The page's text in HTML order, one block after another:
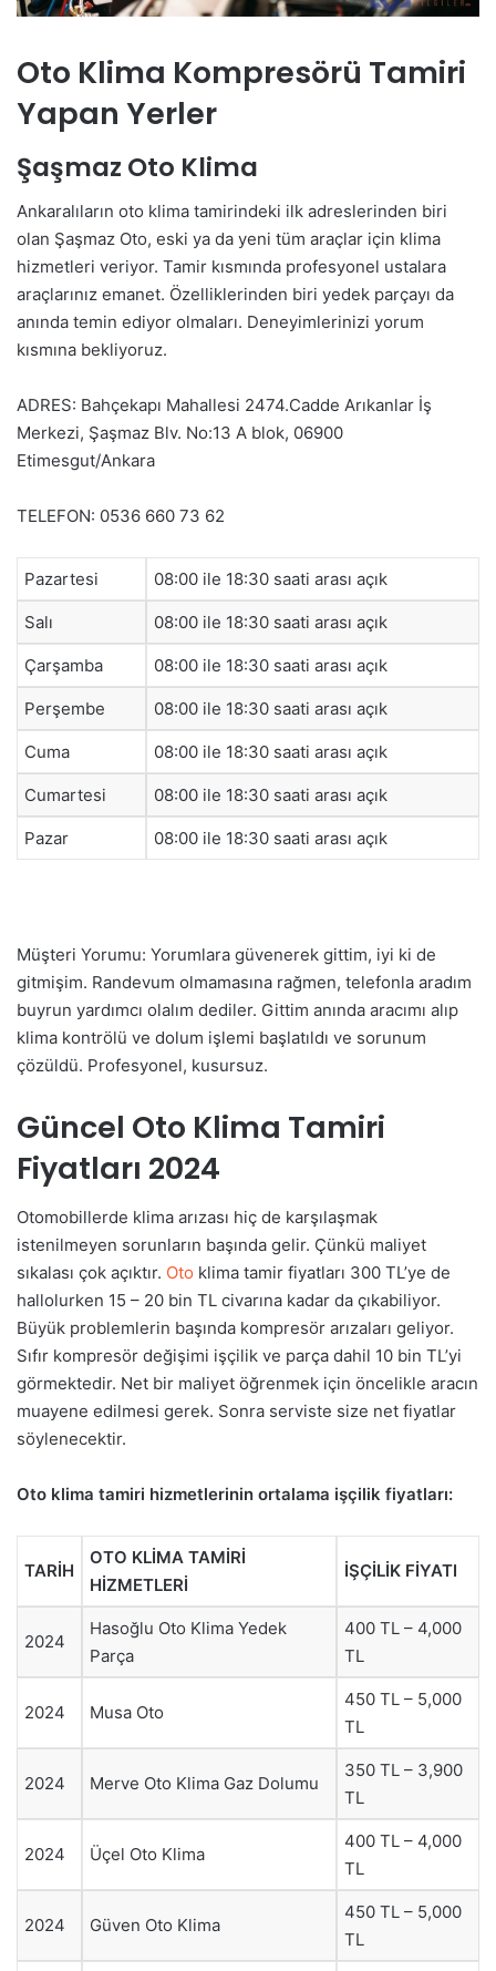
Oto Klima Kompresörü Tamiri
Yapan Yerler
Şaşmaz Oto Klima
Ankaralıların oto klima tamirindeki ilk adreslerinden biri
olan Şaşmaz Oto, eski ya da yeni tüm araçlar için klima
hizmetleri veriyor. Tamir kısmında profesyonel ustalara
araçlarınız emanet. Özelliklerinden biri yedek parçayı da
anında temin ediyor olmaları. Deneyimlerinizi yorum
kısmına bekliyoruz.
ADRES: Bahçekapı Mahallesi 2474.Cadde Arıkanlar İş
Merkezi, Şaşmaz Blv. No:13 A blok, 06900
Etimesgut/Ankara
TELEFON: 0536 660 73 62
Pazartesi 08:00 ile 18:30 saati arası açık
Salı 08:00 ile 18:30 saati arası açık
Çarşamba 08:00 ile 18:30 saati arası açık
Perşembe 08:00 ile 18:30 saati arası açık
Cuma 08:00 ile 18:30 saati arası açık
Cumartesi 08:00 ile 18:30 saati arası açık
Pazar 08:00 ile 18:30 saati arası açık
Müşteri Yorumu: Yorumlara güvenerek gittim, iyi ki de
gitmişim. Randevum olmamasına rağmen, telefonla aradım
buyrun yardımcı olalım dediler. Gittim anında aracımı alıp
klima kontrölü ve dolum işlemi başlatıldı ve sorunum
çözüldü. Profesyonel, kusursuz.
Güncel Oto Klima Tamiri
Fiyatları 2024
Otomobillerde klima arızası hiç de karşılaşmak
istenilmeyen sorunların başında gelir. Çünkü maliyet
sıkalası çok açıktır. Oto klima tamir fiyatları 300 TL’ye de
hallolurken 15 – 20 bin TL civarına kadar da çıkabiliyor.
Büyük problemlerin başında kompresör arızaları geliyor.
Sıfır kompresör değişimi işçilik ve parça dahil 10 bin TL’yi
görmektedir. Net bir maliyet öğrenmek için öncelikle aracın
muayene edilmesi gerek. Sonra serviste size net fiyatlar
söylenecektir.
Oto klima tamiri hizmetlerinin ortalama işçilik fiyatları:
TARİH
OTO KLİMA TAMİRİ
HİZMETLERİ
İŞÇİLİK FİYATI
2024
Hasoğlu Oto Klima Yedek
Parça
400 TL – 4,000
TL
2024 Musa Oto
450 TL – 5,000
TL
2024 Merve Oto Klima Gaz Dolumu
350 TL – 3,900
TL
2024 Üçel Oto Klima
400 TL – 4,000
TL
2024 Güven Oto Klima
450 TL – 5,000
TL